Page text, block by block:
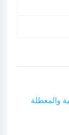
والمعطلة